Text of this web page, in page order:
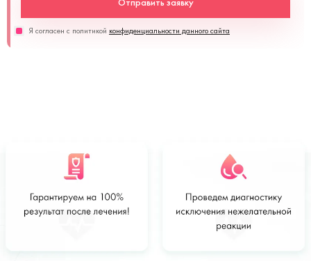
Отправить заявку
Я согласен с политикой конфиденциальности данного сайта